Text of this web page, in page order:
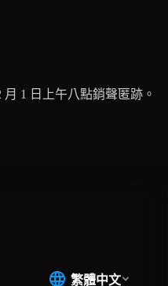
1 日上午八點銷聲匿跡。